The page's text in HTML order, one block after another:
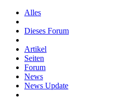
Alles
Dieses Forum
Artikel
Seiten
Forum
News
News Update